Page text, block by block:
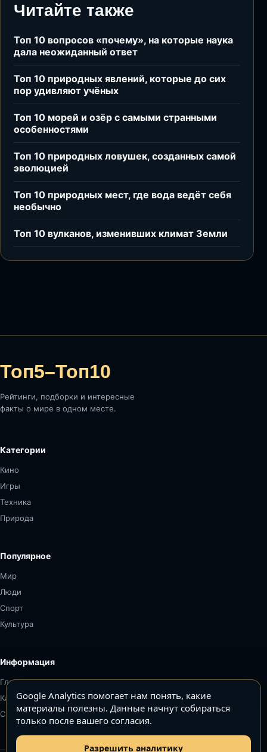
Читайте также
Топ 10 вопросов «почему», на которые наука
дала неожиданный ответ
Топ 10 природных явлений, которые до сих
пор удивляют учёных
Топ 10 морей и озёр с самыми странными
особенностями
Топ 10 природных ловушек, созданных самой
эволюцией
Топ 10 природных мест, где вода ведёт себя
необычно
Топ 10 вулканов, изменивших климат Земли
Топ5–Топ10
Рейтинги, подборки и интересные
факты о мире в одном месте.
Категории
Кино
Игры
Техника
Природа
Популярное
Мир
Люди
Спорт
Культура
Информация
Главная
Карта сайта
Связаться
Google Analytics помогает нам понять, какие
материалы полезны. Данные начнут собираться
только после вашего согласия.
Разрешить аналитику